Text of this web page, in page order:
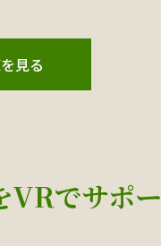
見る
VRでサポ